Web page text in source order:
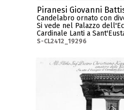
Piranesi Giovanni
Candelabro ornato con
Si vede nel Palazzo
Cardinale Lanti a
S-CL2412_19296